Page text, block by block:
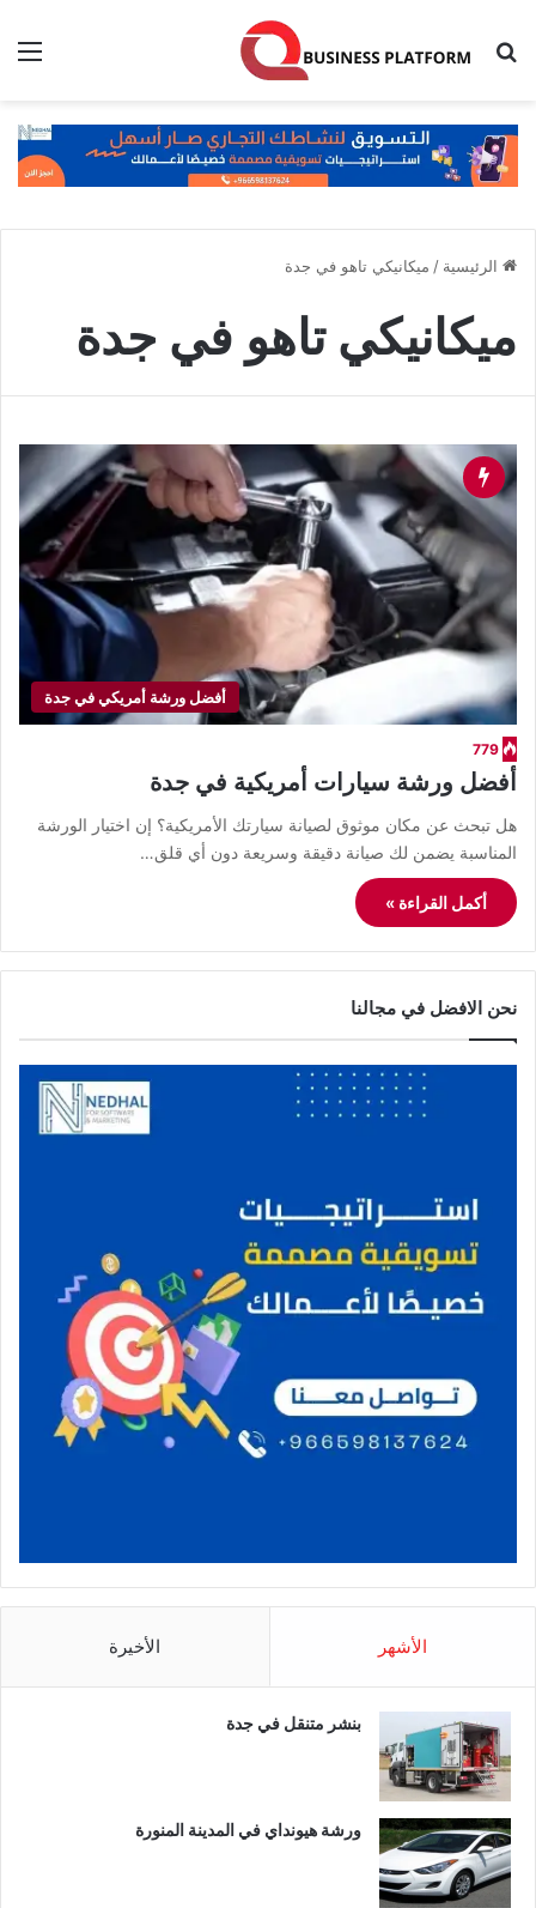
بحث عن
الرئيسية / ميكانيكي تاهو في جدة
ميكانيكي تاهو في جدة
أفضل ورشة أمريكي في جدة
779
أفضل ورشة سيارات أمريكية في جدة
هل تبحث عن مكان موثوق لصيانة سيارتك الأمريكية؟ إن اختيار الورشة
المناسبة يضمن لك صيانة دقيقة وسريعة دون أي قلق…
أكمل القراءة »
نحن الافضل في مجالنا
الأشهر الأخيرة
بنشر متنقل في جدة
ورشة هيونداي في المدينة المنورة